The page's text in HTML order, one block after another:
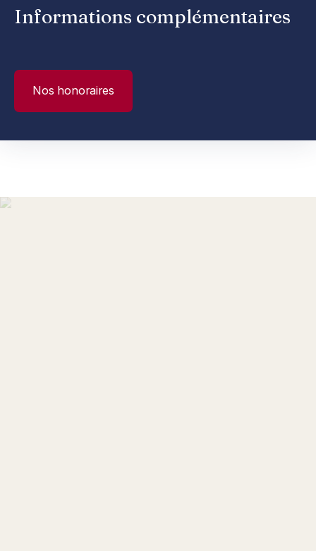
Informations complémentaires
Nos honoraires